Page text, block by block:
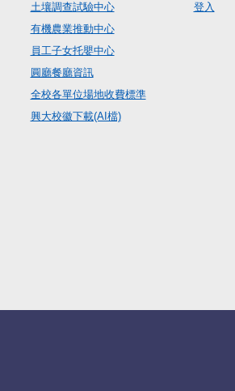
土壤調查試驗中心
有機農業推動中心
員工子女托嬰中心
圓廳餐廳資訊
全校各單位場地收費標準
興大校徽下載(AI檔)
登入